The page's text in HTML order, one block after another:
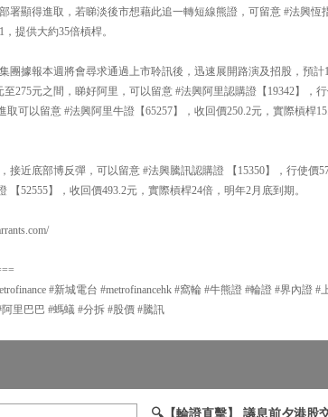
署顯得進取，若睇淡後市想藉此追一轉短線熊證，可留意 #法興恆
提供大約35倍槓桿。
團據報本週將會尋求通過上市聆訊後，迅速展開路演及招股，預
275元之間，睇好阿里，可以留意 #法興阿里認購證【19342】，
取可以留意 #法興阿里牛證【65257】，收回價250.2元，實際槓桿
接近底部博反彈，可以留意 #法興騰訊認購證 【15350】，行使價
【52555】，收回價493.2元，實際槓桿24倍，明年2月底到期。
#新城電台 #metrofinancehk #窩輪 #牛熊證 #輪證 #界內證
里巴巴 #螞蟻 #分拆 #股價 #騰訊
🔍【輪證直擊】 議息前夕港股